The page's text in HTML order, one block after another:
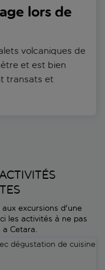
lors de
volcaniques de
et est bien
transats et
excursions d'une
les activités à ne pas
a Cetara.
de cuisine de